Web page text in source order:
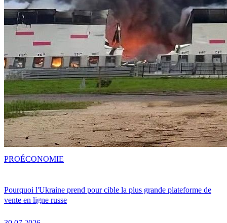
Pourquoi l'Ukraine prend pour cible la plus grande plateforme de
vente en ligne russe
PROÉCONOMIE